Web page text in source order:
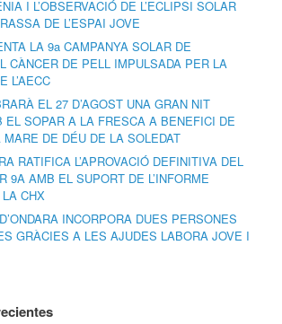
I L’OBSERVACIÓ DE L’ECLIPSI SOLAR
DE L’ESPAI JOVE
LA 9a CAMPANYA SOLAR DE
CÀNCER DE PELL IMPULSADA PER LA
L’AECC
EL 27 D’AGOST UNA GRAN NIT
EL SOPAR A LA FRESCA A BENEFICI DE
DE DÉU DE LA SOLEDAT
RATIFICA L’APROVACIÓ DEFINITIVA DEL
9A AMB EL SUPORT DE L’INFORME
CHX
INCORPORA DUES PERSONES
GRÀCIES A LES AJUDES LABORA JOVE I